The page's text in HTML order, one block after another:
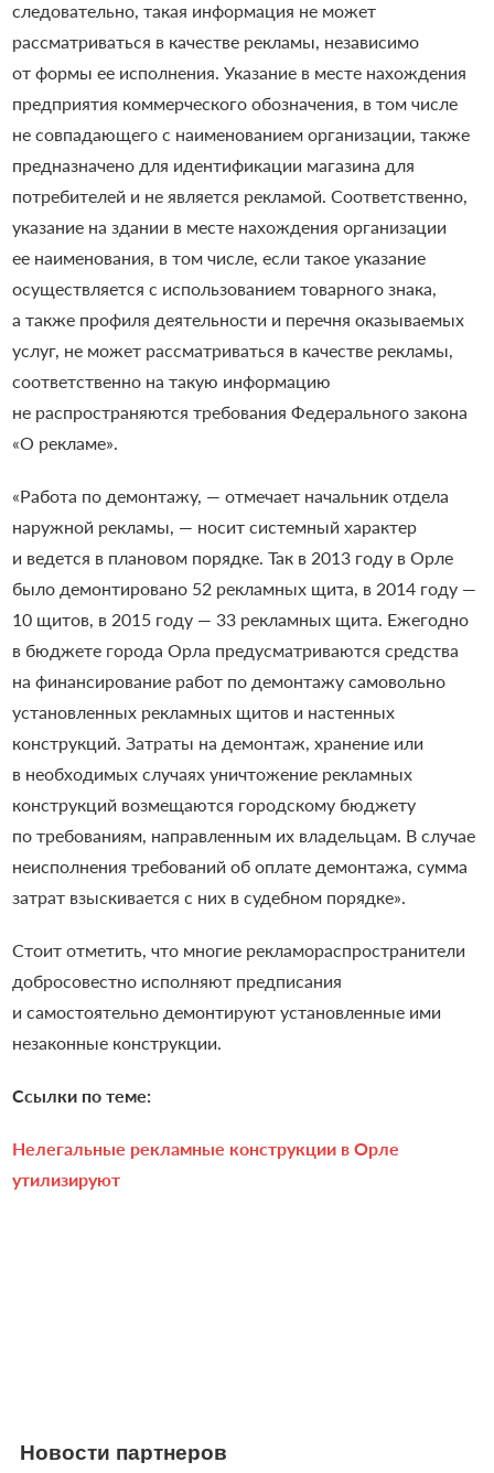
следовательно, такая информация не может
рассматриваться в качестве рекламы, независимо
от формы ее исполнения. Указание в месте нахождения
предприятия коммерческого обозначения, в том числе
не совпадающего с наименованием организации, также
предназначено для идентификации магазина для
потребителей и не является рекламой. Соответственно,
указание на здании в месте нахождения организации
ее наименования, в том числе, если такое указание
осуществляется с использованием товарного знака,
а также профиля деятельности и перечня оказываемых
услуг, не может рассматриваться в качестве рекламы,
соответственно на такую информацию
не распространяются требования Федерального закона
«О рекламе».
«Работа по демонтажу, — отмечает начальник отдела
наружной рекламы, — носит системный характер
и ведется в плановом порядке. Так в 2013 году в Орле
было демонтировано 52 рекламных щита, в 2014 году —
10 щитов, в 2015 году — 33 рекламных щита. Ежегодно
в бюджете города Орла предусматриваются средства
на финансирование работ по демонтажу самовольно
установленных рекламных щитов и настенных
конструкций. Затраты на демонтаж, хранение или
в необходимых случаях уничтожение рекламных
конструкций возмещаются городскому бюджету
по требованиям, направленным их владельцам. В случае
неисполнения требований об оплате демонтажа, сумма
затрат взыскивается с них в судебном порядке»
Стоит отметить, что многие рекламораспространители
добросовестно исполняют предписания
и самостоятельно демонтируют установленные ими
незаконные конструкции.
Ссылки по теме:
Нелегальные рекламные конструкции в Орле
утилизируют
Новости партнеров